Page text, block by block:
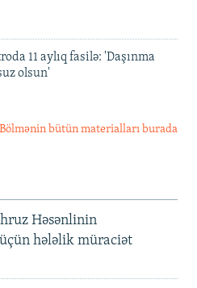
11 aylıq fasilə: 'Daşınma
olsun'
Bölmənin bütün materialları burada
Həsənlinin
hələlik müraciət